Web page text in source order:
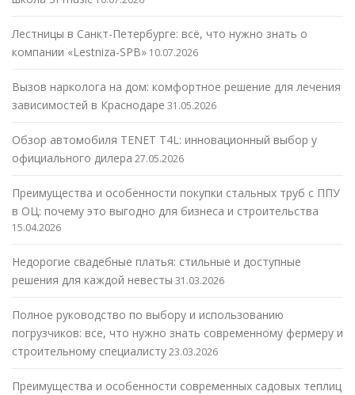
Лестницы в Санкт-Петербурге: всё, что нужно знать о
компании «Lestniza-SPB» 10.07.2026
Вызов нарколога на дом: комфортное решение для лечения
зависимостей в Краснодаре 31.05.2026
Обзор автомобиля TENET T4L: инновационный выбор у
официального дилера 27.05.2026
Преимущества и особенности покупки стальных труб с ППУ
в ОЦ: почему это выгодно для бизнеса и строительства
15.04.2026
Недорогие свадебные платья: стильные и доступные
решения для каждой невесты 31.03.2026
Полное руководство по выбору и использованию
погрузчиков: все, что нужно знать современному фермеру и
строительному специалисту23.03.2026
Преимущества и особенности современных садовых теплиц